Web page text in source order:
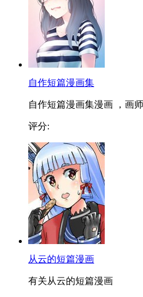
自作短篇漫画集
自作短篇漫画集漫画 ，画
评分:
从云的短篇漫画
有关从云的短篇漫画